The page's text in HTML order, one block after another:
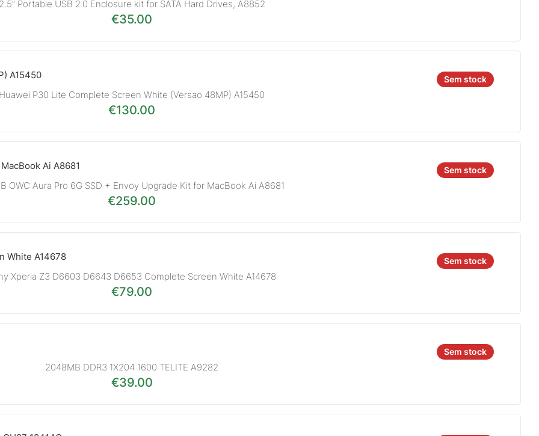
Portable USB 2.0 Enclosure kit for SATA Hard Drives, A8852
€35.00
Sem stock
P30 Lite Complete Screen White (Versao 48MP) A15450
€130.00
Sem stock
OWC Aura Pro 6G SSD + Envoy Upgrade Kit for MacBook Ai A8681
€259.00
Sem stock
Xperia Z3 D6603 D6643 D6653 Complete Screen White A14678
€79.00
Sem stock
2048MB DDR3 1X204 1600 TELITE A9282
€39.00